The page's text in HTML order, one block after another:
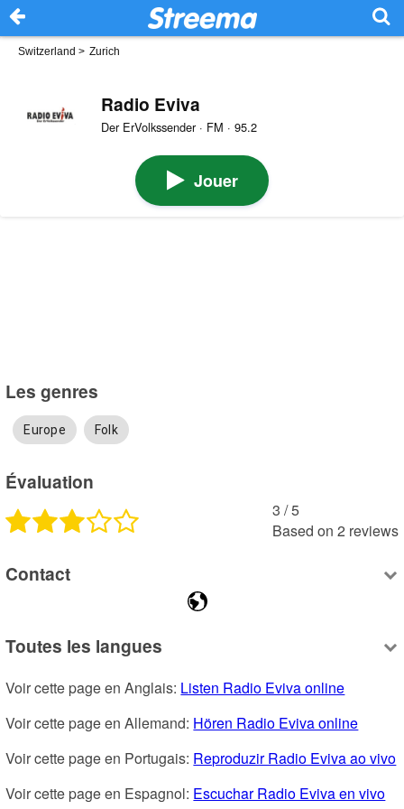
Switzerland > Zurich
Radio Eviva
Der ErVolkssender · FM · 95.2
Jouer
Les genres
Europe Folk
Évaluation
3 /5
Based on 2 reviews
Contact
Toutes les langues
Voir cette page en Anglais: Listen Radio Eviva online
Voir cette page en Allemand: Hören Radio Eviva online
Voir cette page en Portugais: Reproduzir Radio Eviva ao vivo
Voir cette page en Espagnol: Escuchar Radio Eviva en vivo